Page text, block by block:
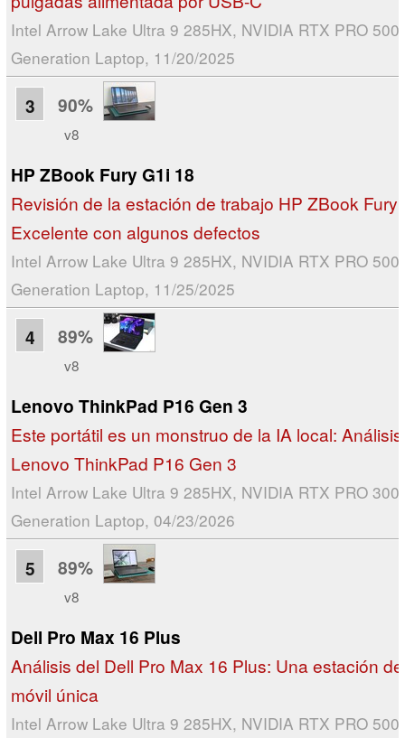
Intel Arrow Lake Ultra 9 285HX, NVIDIA RTX PRO
Generation Laptop, 11/20/2025
3 90%
v8
HP ZBook Fury G1i 18
Revisión de la estación de trabajo HP ZBook Fury
Excelente con algunos defectos
Intel Arrow Lake Ultra 9 285HX, NVIDIA RTX PRO
Generation Laptop, 11/25/2025
4 89%
v8
Lenovo ThinkPad P16 Gen 3
Este portátil es un monstruo de la IA local:
Lenovo ThinkPad P16 Gen 3
Intel Arrow Lake Ultra 9 285HX, NVIDIA RTX PRO
Generation Laptop, 04/23/2026
5 89%
v8
Dell Pro Max 16 Plus
Análisis del Dell Pro Max 16 Plus: Una estación
móvil única
Intel Arrow Lake Ultra 9 285HX, NVIDIA RTX PRO